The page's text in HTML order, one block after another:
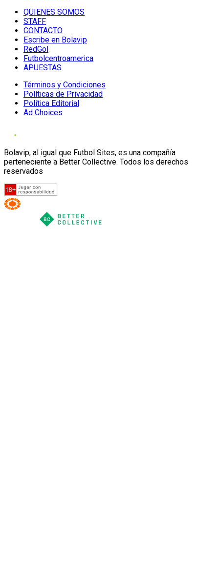
QUIENES SOMOS
STAFF
CONTACTO
Escribe en Bolavip
RedGol
Futbolcentroamerica
APUESTAS
Términos y Condiciones
Políticas de Privacidad
Política Editorial
Ad Choices
Bolavip, al igual que Futbol Sites, es una compañía
perteneciente a Better Collective. Todos los derechos
reservados